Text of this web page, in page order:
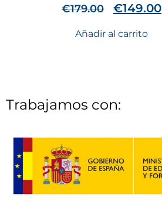
€179.00 €149.00
Añadir al carrito
Trabajamos con: